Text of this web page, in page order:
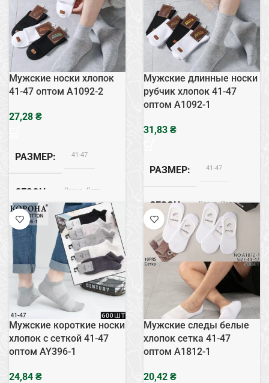
ТИП Медицинские
Мужские носки хлопок
41-47 оптом A1092-2
₴
РАЗМЕР 41-47
СЕЗОН Весна, Лето
СОСТАВ Хлопок
Мужские длинные носки
рубчик хлопок 41-47
оптом A1092-1
₴
РАЗМЕР 41-47
СЕЗОН Весна, Лето
СОСТАВ Хлопок
Мужские короткие носки
хлопок с сеткой 41-47
оптом AY396-1
₴
Мужские следы белые
хлопок сетка 41-47
оптом A1812-1
₴